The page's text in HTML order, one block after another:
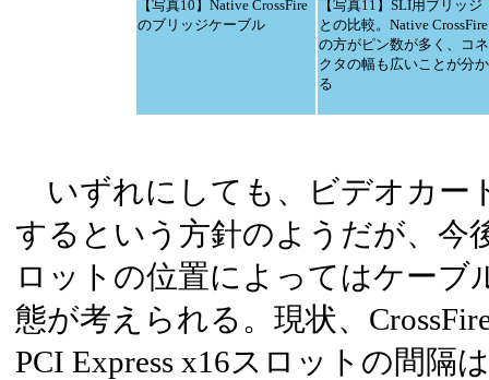
【写真10】Native CrossFire
のブリッジケーブル
【写真11】SLI用ブリッジ
との比較。Native CrossFire
の方がピン数が多く、コネ
クタの幅も広いことが分か
る
いずれにしても、ビデオカー
するという方針のようだが、今
ロットの位置によってはケーブ
態が考えられる。現状、
PCI Express x16スロットの間隔